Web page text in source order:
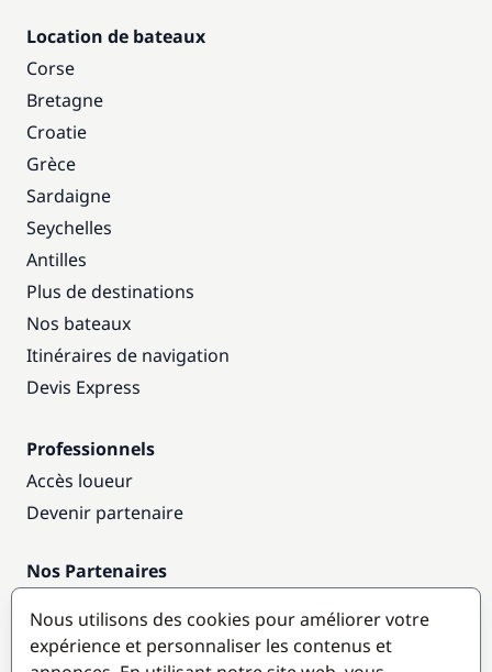
Location de bateaux
Corse
Bretagne
Croatie
Grèce
Sardaigne
Seychelles
Antilles
Plus de destinations
Nos bateaux
Itinéraires de navigation
Devis Express
Professionnels
Accès loueur
Devenir partenaire
Nos Partenaires
Nous utilisons des cookies pour améliorer votre
expérience et personnaliser les contenus et